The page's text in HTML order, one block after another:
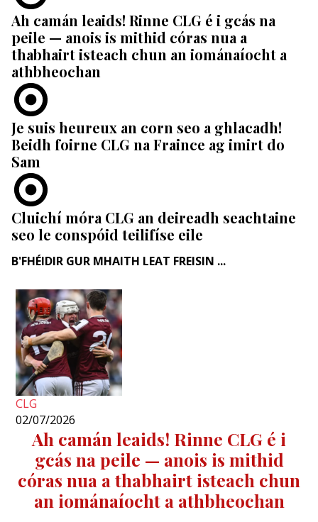
Ah camán leaids! Rinne CLG é i gcás na
peile — anois is mithid córas nua a
thabhairt isteach chun an iománaíocht a
athbheochan
Je suis heureux an corn seo a ghlacadh!
Beidh foirne CLG na Fraince ag imirt do
Sam
Cluichí móra CLG an deireadh seachtaine
seo le conspóid teilifíse eile
B'FHÉIDIR GUR MHAITH LEAT FREISIN ...
CLG
02/07/2026
Ah camán leaids! Rinne CLG é i
gcás na peile — anois is mithid
córas nua a thabhairt isteach chun
an iománaíocht a athbheochan